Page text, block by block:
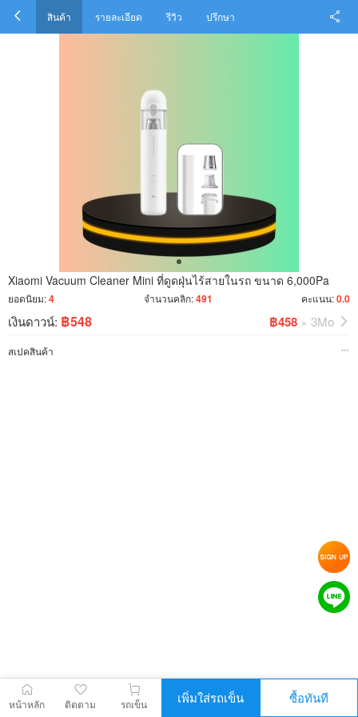
สินค้า รายละเอียด รีวิว ปรึกษา
Xiaomi Vacuum Cleaner Mini ที่ดูดฝุ่นไร้สายในรถ ขนาด 6,000Pa
ยอดนิยม:4 จำนวนคลิก:491 คะแนน:0.0
เงินดาวน์: ฿548 ฿458 × 3Mo
สเปคสินค้า
หน้าหลัก ติดตาม รถเข็น เพิ่มใส่รถเข็น ซื้อทันที